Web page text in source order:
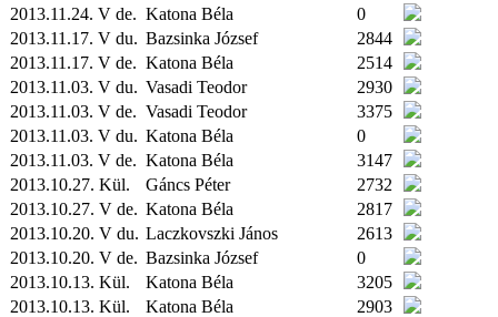
2013.11.24. V de. Katona Béla
0
2013.11.17. V du. Bazsinka József
2844
2013.11.17. V de. Katona Béla
2514
2013.11.03. V du. Vasadi Teodor
2930
2013.11.03. V de. Vasadi Teodor
3375
2013.11.03. V du. Katona Béla
0
2013.11.03. V de. Katona Béla
3147
2013.10.27. Kül. Gáncs Péter
2732
2013.10.27. V de. Katona Béla
2817
2013.10.20. V du. Laczkovszki János
2613
2013.10.20. V de. Bazsinka József
0
2013.10.13. Kül. Katona Béla
3205
2013.10.13. Kül. Katona Béla
2903